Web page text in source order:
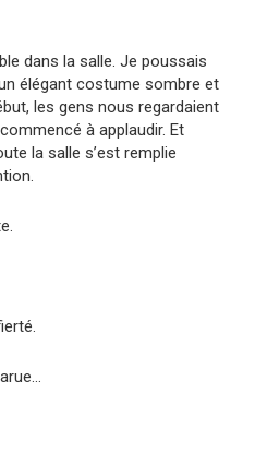
dans la salle. Je poussais
élégant costume sombre et
les gens nous regardaient
à applaudir. Et
la salle s’est remplie